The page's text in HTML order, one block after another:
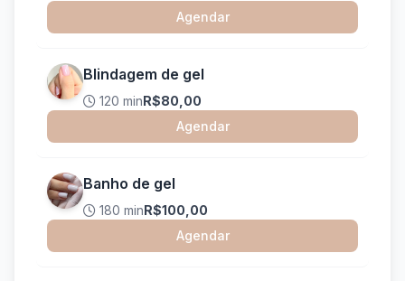
Agendar
Blindagem de gel
120 minR$80,00
Agendar
Banho de gel
180 minR$100,00
Agendar